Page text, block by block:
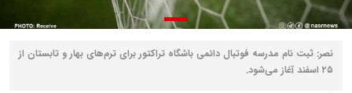
نصر: ثبت نام مدرسه فوتبال دائمی باشگاه تراکتور برای ترم‌های بهار و تابستان از
۲۵ اسفند آغاز می‌شود.